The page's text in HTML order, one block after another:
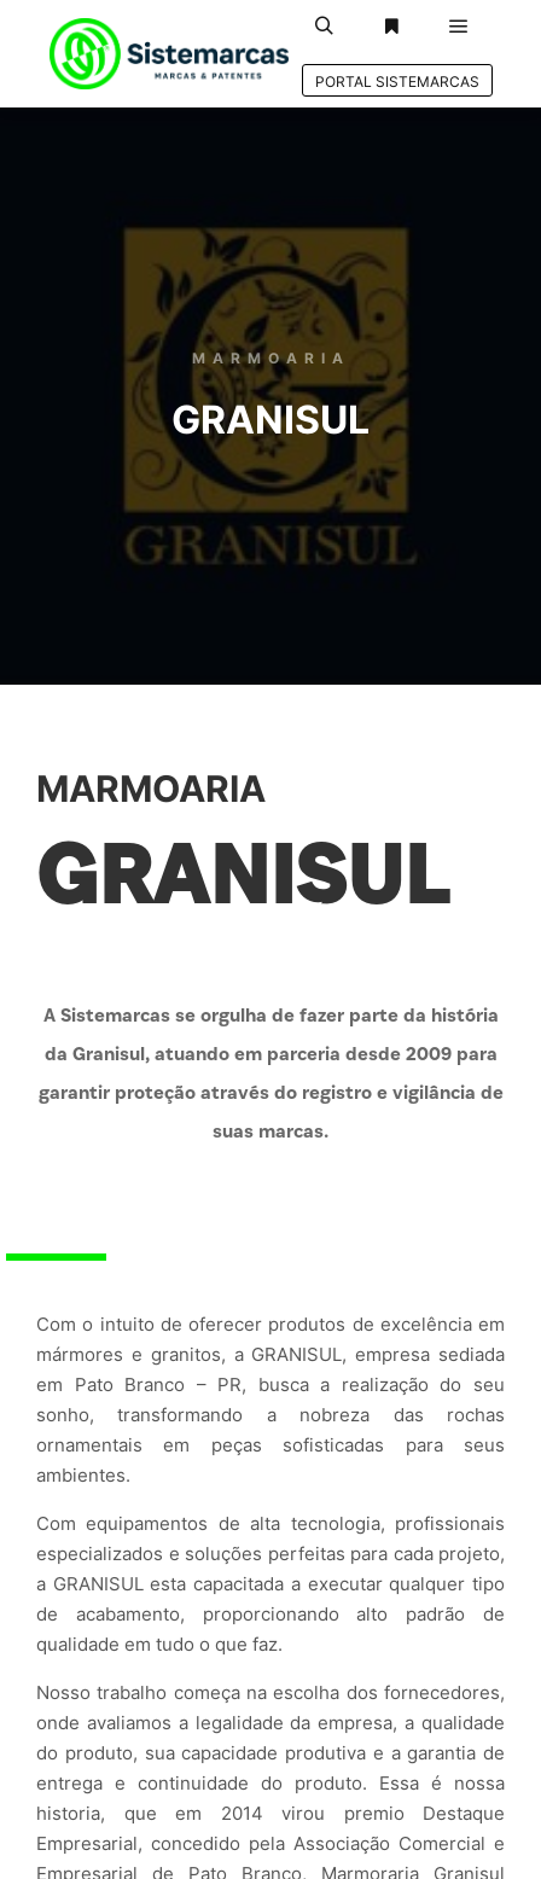
PORTAL SISTEMARCAS
MARMOARIA
GRANISUL
MARMOARIA
GRANISUL
A Sistemarcas se orgulha de fazer parte da história
da Granisul, atuando em parceria desde 2009 para
garantir proteção através do registro e vigilância de
suas marcas.
Com o intuito de oferecer produtos de excelência em
mármores e granitos, a GRANISUL, empresa sediada
em Pato Branco – PR, busca a realização do seu
sonho, transformando a nobreza das rochas
ornamentais em peças sofisticadas para seus
ambientes.
Com equipamentos de alta tecnologia, profissionais
especializados e soluções perfeitas para cada projeto,
a GRANISUL esta capacitada a executar qualquer tipo
de acabamento, proporcionando alto padrão de
qualidade em tudo o que faz.
Nosso trabalho começa na escolha dos fornecedores,
onde avaliamos a legalidade da empresa, a qualidade
do produto, sua capacidade produtiva e a garantia de
entrega e continuidade do produto. Essa é nossa
historia, que em 2014 virou premio Destaque
Empresarial, concedido pela Associação Comercial e
Empresarial de Pato Branco, Marmoraria Granisul